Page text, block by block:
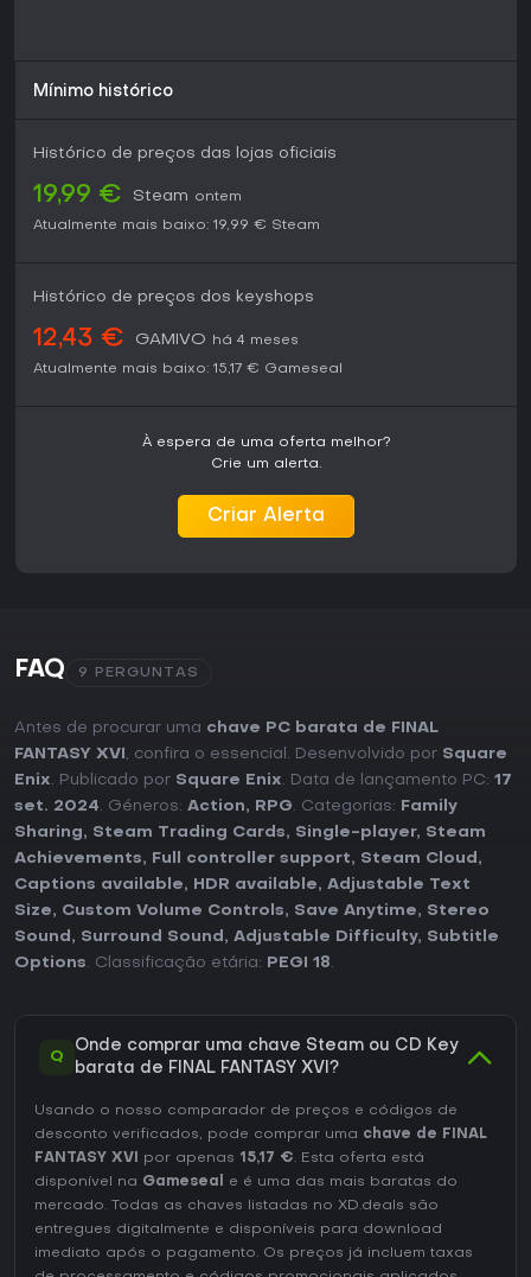
Mínimo histórico
Histórico de preços das lojas oficiais
19,99 € Steam ontem
Atualmente mais baixo: 19,99 € Steam
Histórico de preços dos keyshops
12,43 € GAMIVO
há 4 meses
Atualmente mais baixo: 15,17 € Gameseal
À espera de uma oferta melhor?
Crie um alerta.
Criar Alerta
FAQ 9 PERGUNTAS
Antes de procurar uma chave PC barata de FINAL
FANTASY XVI , confira o essencial. Desenvolvido por Square
Enix. Publicado por Square Enix. Data de lançamento PC: 17
set. 2024. Géneros: Action, RPG. Categorias:
Family
Sharing, Steam Trading Cards, Single-player, Steam
Achievements, Full controller support, Steam Cloud ,
Captions available, HDR available, Adjustable Text
Size, Custom Volume Controls, Save Anytime, Stereo
Sound , Surround Sound , Adjustable Difficulty, Subtitle
Options. Classificação etária: PEGI 18.
Q
Onde comprar uma chave Steam ou CD Key
barata de FINAL FANTASY XVI?
Usando o nosso comparador de preços e códigos de
desconto verificados, pode comprar uma chave de FINAL
FANTASY XVI
por apenas 15,17 €. Esta oferta está
disponível na Gameseal
e é uma das mais baratas do
mercado. Todas as chaves listadas no XD.deals são
entregues digitalmente e disponíveis para download
imediato após o pagamento. Os preços já incluem taxas